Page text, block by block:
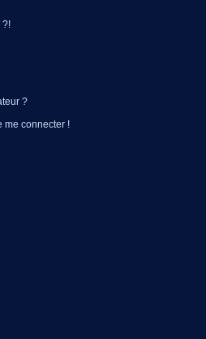
?!
?
me connecter !